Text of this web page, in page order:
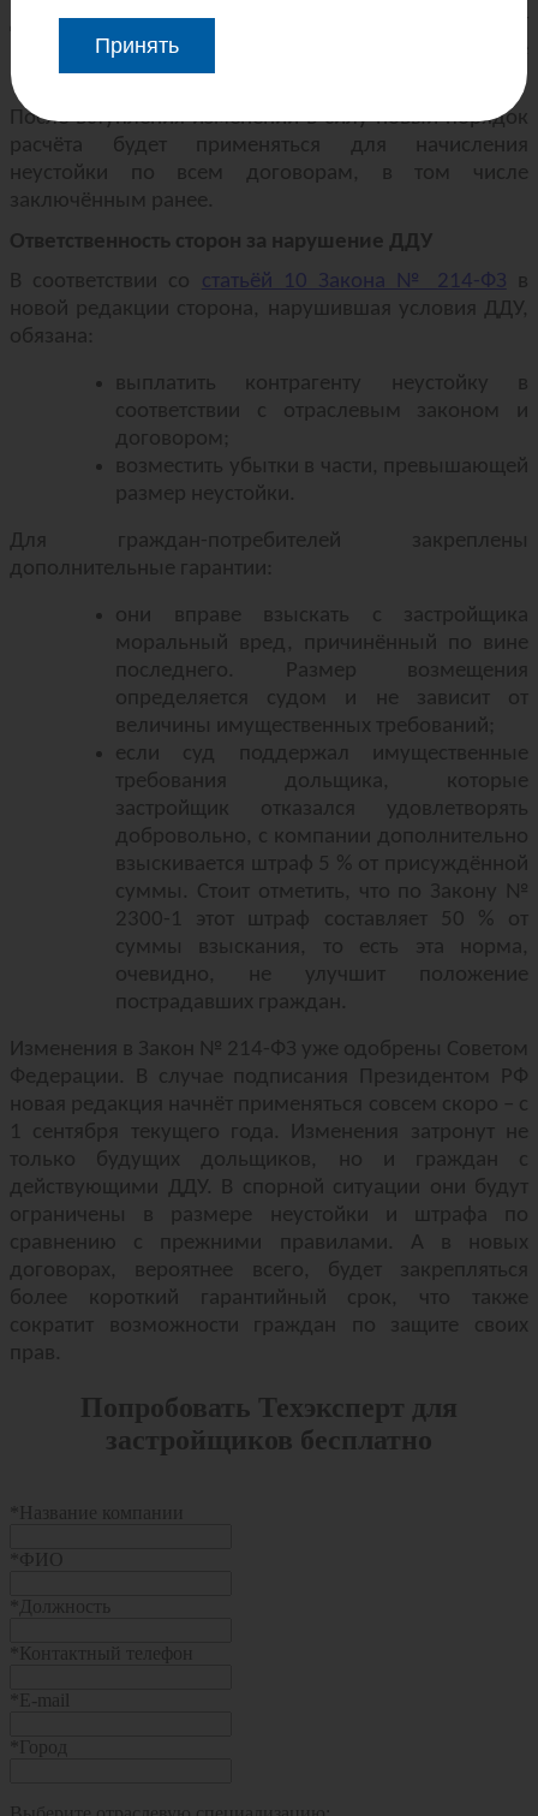
двойном размере. При этом она не может
превышать общей суммы расходов на устранение
недостатков.
После вступления изменений в силу новый порядок
расчёта будет применяться для начисления
неустойки по всем договорам, в том числе
заключённым ранее.
Ответственность сторон за нарушение ДДУ
В соответствии со статьёй 10 Закона № 214-ФЗ в
новой редакции сторона, нарушившая условия ДДУ,
обязана:
выплатить контрагенту неустойку в
соответствии с отраслевым законом и
договором;
возместить убытки в части, превышающей
размер неустойки.
Для граждан-потребителей закреплены
дополнительные гарантии:
они вправе взыскать с застройщика
моральный вред, причинённый по вине
последнего. Размер возмещения
определяется судом и не зависит от
величины имущественных требований;
если суд поддержал имущественные
требования дольщика, которые
застройщик отказался удовлетворять
добровольно, с компании дополнительно
взыскивается штраф 5 % от присуждённой
суммы. Стоит отметить, что по Закону №
2300-1 этот штраф составляет 50 % от
суммы взыскания, то есть эта норма,
очевидно, не улучшит положение
пострадавших граждан.
Изменения в Закон № 214-ФЗ уже одобрены Советом
Федерации. В случае подписания Президентом РФ
новая редакция начнёт применяться совсем скоро – с
1 сентября текущего года. Изменения затронут не
только будущих дольщиков, но и граждан с
действующими ДДУ. В спорной ситуации они будут
ограничены в размере неустойки и штрафа по
сравнению с прежними правилами. А в новых
договорах, вероятнее всего, будет закрепляться
более короткий гарантийный срок, что также
сократит возможности граждан по защите своих
прав.
Попробовать Техэксперт для
застройщиков бесплатно
Название компании
ФИО
Должность
Контактный телефон
E-mail
Город
Принять